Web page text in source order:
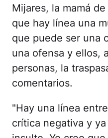
Mijares, la mamá
que hay línea una
que puede ser una
una ofensa y ellos,
personas, la
comentarios.
"Hay una línea
crítica negativa y